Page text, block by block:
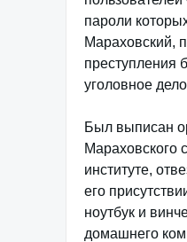
пароли
Мараховский,
преступления
уголовное
Был выписан
Мараховского
институте,
его
ноутбук и
домашнего